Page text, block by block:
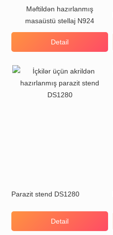
Məftildən hazırlanmış
masaüstü stellaj N924
Detail
Parazit stend DS1280
Detail